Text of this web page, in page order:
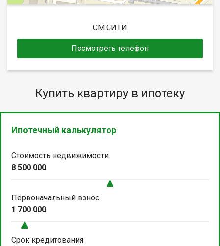
СМ.СИТИ
Посмотреть телефон
Купить квартиру в ипотеку
Ипотечный калькулятор
Стоимость недвижимости
8 500 000
Первоначальный взнос
1 700 000
Срок кредитования